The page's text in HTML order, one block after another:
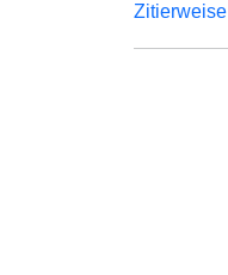
Zitierweise